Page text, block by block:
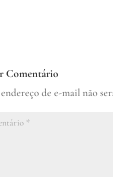
Comentário
de e-mail não